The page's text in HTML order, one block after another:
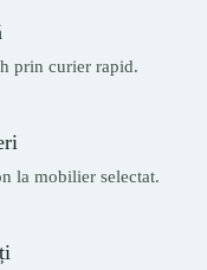
prin curier rapid.
la mobilier selectat.